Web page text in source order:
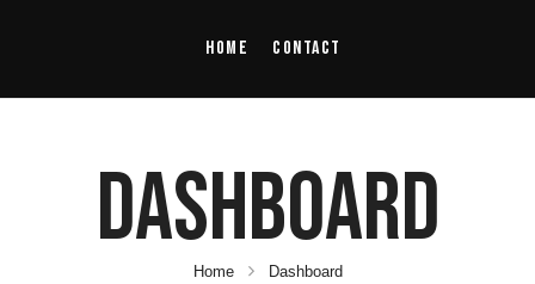
Home Contact
Dashboard
Home Dashboard